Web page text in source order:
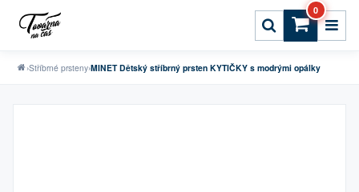
0
›Stříbrné prsteny›MINET Dětský stříbrný prsten KYTIČKY s modrými opálky